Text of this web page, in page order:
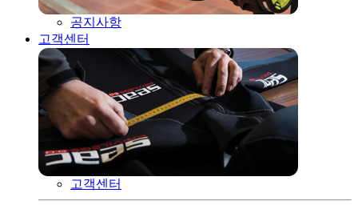
공지사항
고객센터
고객센터